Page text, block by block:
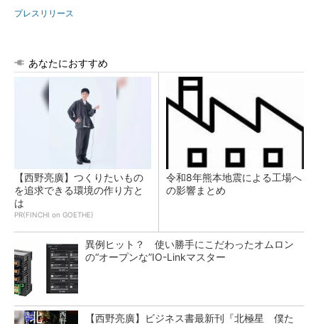
プレスリリース
あなたにおすすめ
【西野亮廣】つくりたいもの
を追求できる環境の作り方と
は
PR(FINCHI on GOETHE)
令和8年熊本地震による工場へ
の影響まとめ
異例ヒット？ 使い勝手にこだわったオムロン
の“オープンな”IO-Linkマスター
【西野亮廣】ビジネス書最新刊『北極星 僕た